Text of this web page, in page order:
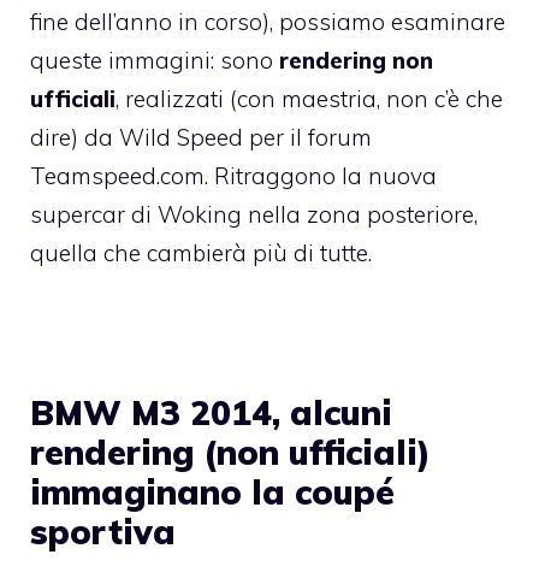
fine dell’anno in corso), possiamo esaminare
queste immagini: sono rendering non
ufficiali, realizzati (con maestria, non c’è che
dire) da Wild Speed per il forum
Teamspeed.com. Ritraggono la nuova
supercar di Woking nella zona posteriore,
quella che cambierà più di tutte.
BMW M3 2014, alcuni
rendering (non ufficiali)
immaginano la coupé
sportiva